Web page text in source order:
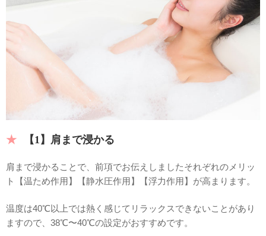
【1】肩まで浸かる
肩まで浸かることで、前項でお伝えしましたそれぞれのメリッ
ト【温ため作用】【静水圧作用】【浮力作用】が高まります。
温度は40℃以上では熱く感じてリラックスできないことがあり
ますので、38℃〜40℃の設定がおすすめです。